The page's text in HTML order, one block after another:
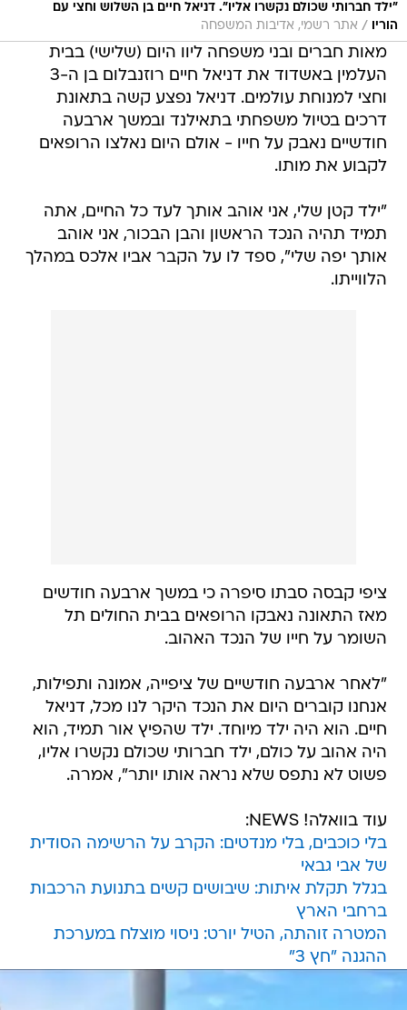
"ילד חברותי שכולם נקשרו אליו". דניאל חיים בן השלוש וחצי עם
הוריו
/ אתר רשמי, אדיבות המשפחה
מאות חברים ובני משפחה ליוו היום (שלישי) בבית
העלמין באשדוד את דניאל חיים רוזנבלום בן ה-3
וחצי למנוחת עולמים. דניאל נפצע קשה בתאונת
דרכים בטיול משפחתי בתאילנד ובמשך ארבעה
חודשיים נאבק על חייו - אולם היום נאלצו הרופאים
לקבוע את מותו.
"ילד קטן שלי, אני אוהב אותך לעד כל החיים, אתה
תמיד תהיה הנכד הראשון והבן הבכור, אני אוהב
אותך יפה שלי", ספד לו על הקבר אביו אלכס במהלך
הלווייתו.
ציפי קבסה סבתו סיפרה כי במשך ארבעה חודשים
מאז התאונה נאבקו הרופאים בבית החולים תל
השומר על חייו של הנכד האהוב.
"לאחר ארבעה חודשיים של ציפייה, אמונה ותפילות,
אנחנו קוברים היום את הנכד היקר לנו מכל, דניאל
חיים. הוא היה ילד מיוחד. ילד שהפיץ אור תמיד, הוא
היה אהוב על כולם, ילד חברותי שכולם נקשרו אליו,
פשוט לא נתפס שלא נראה אותו יותר", אמרה.
עוד בוואלה! NEWS:
בלי כוכבים, בלי מנדטים: הקרב על הרשימה הסודית
של אבי גבאי
בגלל תקלת איתות: שיבושים קשים בתנועת הרכבות
ברחבי הארץ
המטרה זוהתה, הטיל יורט: ניסוי מוצלח במערכת
ההגנה "חץ 3"